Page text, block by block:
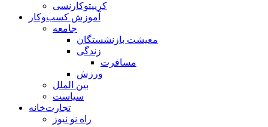
کریپتوکارنسی
آموزش کسب‌وکار
جامعه
معیشت بازنشستگان
زندگی
مسافرت
ورزش
بین الملل
سیاست
تجارت‌خانه
راه نو نیوز